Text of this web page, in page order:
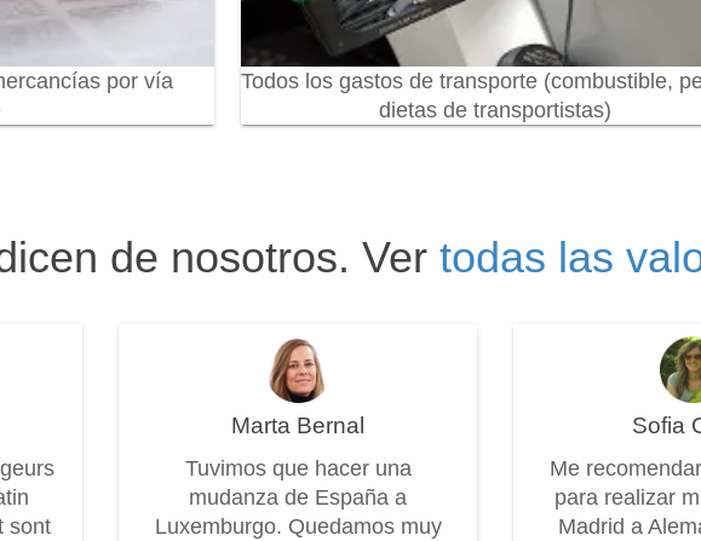
por vía
Todos los gastos de transporte (combustible,
dietas de transportistas)
de nosotros. Ver todas las
sont
Marta Bernal
Tuvimos que hacer una
mudanza de España a
Luxemburgo. Quedamos muy
Sofia
Me
para realizar
Madrid a